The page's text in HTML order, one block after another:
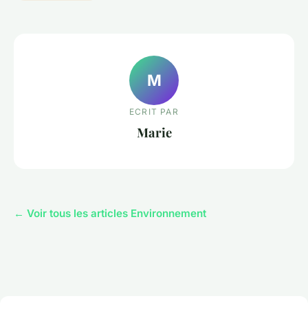
M
ECRIT PAR
Marie
← Voir tous les articles Environnement